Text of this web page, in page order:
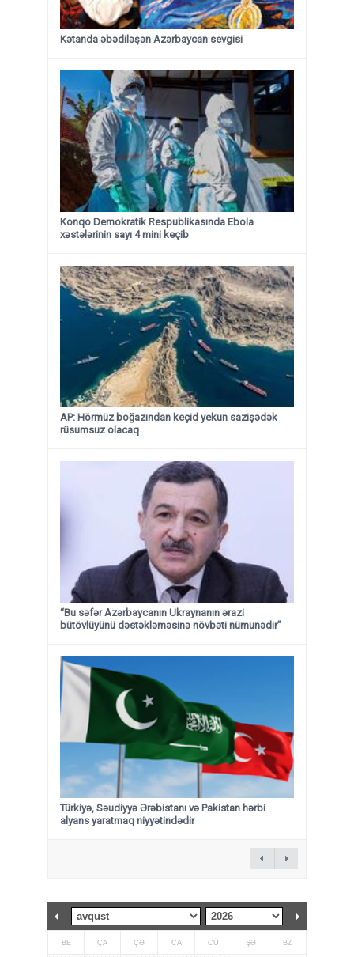
Kətanda əbədiləşən Azərbaycan sevgisi
Konqo Demokratik Respublikasında Ebola
xəstələrinin sayı 4 mini keçib
AP: Hörmüz boğazından keçid yekun sazişədək
rüsumsuz olacaq
“Bu səfər Azərbaycanın Ukraynanın ərazi
bütövlüyünü dəstəkləməsinə növbəti nümunədir”
Türkiyə, Səudiyyə Ərəbistanı və Pakistan hərbi
alyans yaratmaq niyyətindədir
BE ÇA ÇƏ CA CÜ ŞƏ BZ